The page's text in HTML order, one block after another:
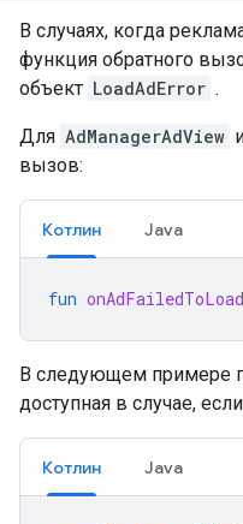
В случаях, когда
функция обратного
объект LoadAdError .
Для AdManagerAdView
вызов:
Котлин Java
fun onAdFailedToLoad
В следующем примере
доступная в случае,
Котлин Java